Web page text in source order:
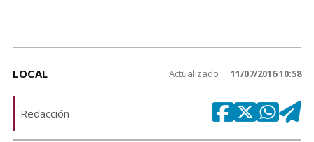
LOCAL Actualizado 11/07/2016 10:58
Redacción